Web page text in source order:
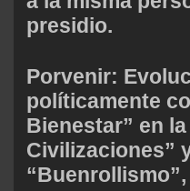
presidio.
Porvenir:
políticamente
Bienestar” en
Civilizaciones”